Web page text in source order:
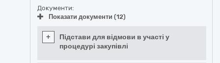
Документи:
Показати документи (12)
+
Підстави для відмови в участі у
процедурі закупівлі